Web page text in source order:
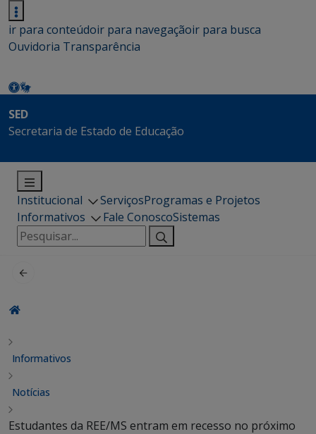
ir para conteúdoir para navegaçãoir para busca
Ouvidoria Transparência
SED
Secretaria de Estado de Educação
Institucional ServiçosProgramas e Projetos
Informativos
Fale ConoscoSistemas
Pesquisar
por:
Informativos
Notícias
Estudantes da REE/MS entram em recesso no próximo